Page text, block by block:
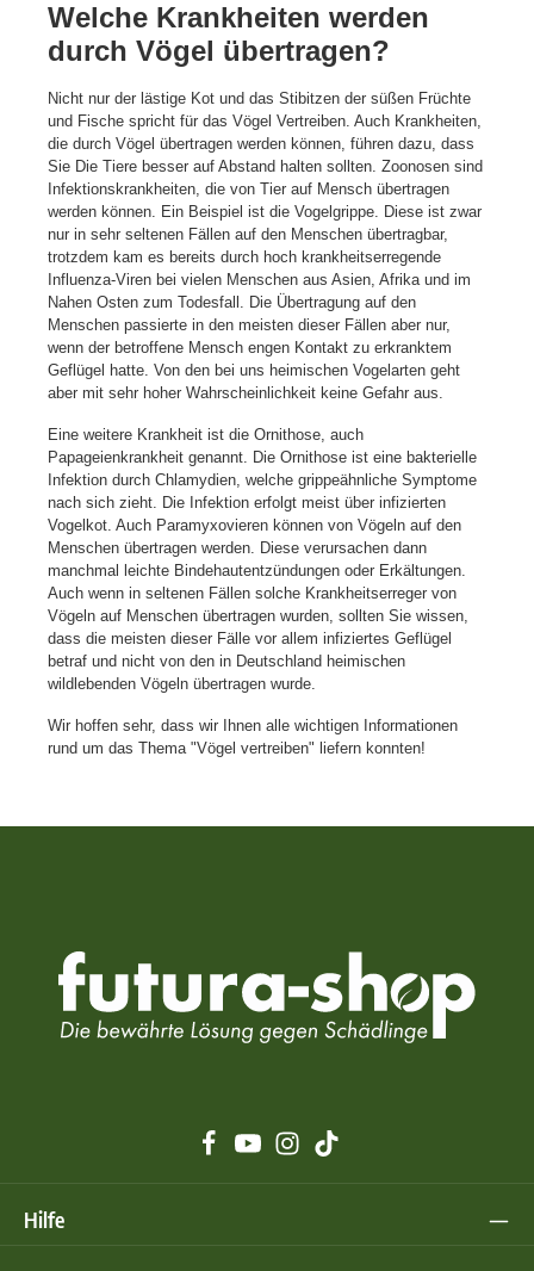
Welche Krankheiten werden
durch Vögel übertragen?
Nicht nur der lästige Kot und das Stibitzen der süßen Früchte
und Fische spricht für das Vögel Vertreiben. Auch Krankheiten,
die durch Vögel übertragen werden können, führen dazu, dass
Sie Die Tiere besser auf Abstand halten sollten. Zoonosen sind
Infektionskrankheiten, die von Tier auf Mensch übertragen
werden können. Ein Beispiel ist die Vogelgrippe. Diese ist zwar
nur in sehr seltenen Fällen auf den Menschen übertragbar,
trotzdem kam es bereits durch hoch krankheitserregende
Influenza-Viren bei vielen Menschen aus Asien, Afrika und im
Nahen Osten zum Todesfall. Die Übertragung auf den
Menschen passierte in den meisten dieser Fällen aber nur,
wenn der betroffene Mensch engen Kontakt zu erkranktem
Geflügel hatte. Von den bei uns heimischen Vogelarten geht
aber mit sehr hoher Wahrscheinlichkeit keine Gefahr aus.
Eine weitere Krankheit ist die Ornithose, auch
Papageienkrankheit genannt. Die Ornithose ist eine bakterielle
Infektion durch Chlamydien, welche grippeähnliche Symptome
nach sich zieht. Die Infektion erfolgt meist über infizierten
Vogelkot. Auch Paramyxovieren können von Vögeln auf den
Menschen übertragen werden. Diese verursachen dann
manchmal leichte Bindehautentzündungen oder Erkältungen.
Auch wenn in seltenen Fällen solche Krankheitserreger von
Vögeln auf Menschen übertragen wurden, sollten Sie wissen,
dass die meisten dieser Fälle vor allem infiziertes Geflügel
betraf und nicht von den in Deutschland heimischen
wildlebenden Vögeln übertragen wurde.
Wir hoffen sehr, dass wir Ihnen alle wichtigen Informationen
rund um das Thema "Vögel vertreiben" liefern konnten!
Hilfe